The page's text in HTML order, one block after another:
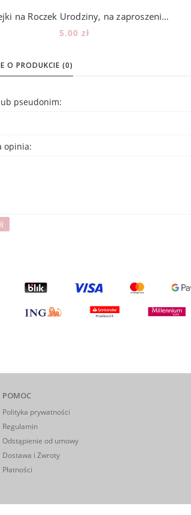
Naklejki na Roczek Urodziny, na zaproszenia, lizaki, miód, 12szt, 202_4
5,00 zł
O PRODUKCIE (0)
pseudonim:
opinia:
POMOC
Polityka prywatności
Regulamin
Odstąpienie od umowy
Dostawa i Zwroty
Płatności